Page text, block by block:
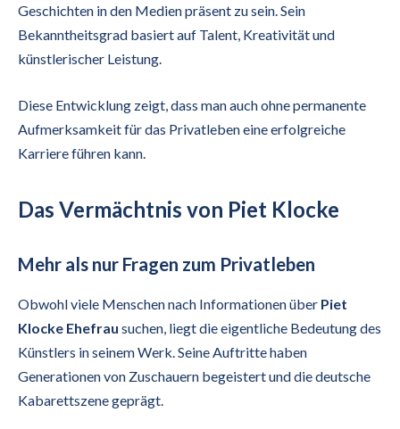
Geschichten in den Medien präsent zu sein. Sein
Bekanntheitsgrad basiert auf Talent, Kreativität und
künstlerischer Leistung.
Diese Entwicklung zeigt, dass man auch ohne permanente
Aufmerksamkeit für das Privatleben eine erfolgreiche
Karriere führen kann.
Das Vermächtnis von Piet Klocke
Mehr als nur Fragen zum Privatleben
Obwohl viele Menschen nach Informationen über Piet
Klocke Ehefrau suchen, liegt die eigentliche Bedeutung des
Künstlers in seinem Werk. Seine Auftritte haben
Generationen von Zuschauern begeistert und die deutsche
Kabarettszene geprägt.